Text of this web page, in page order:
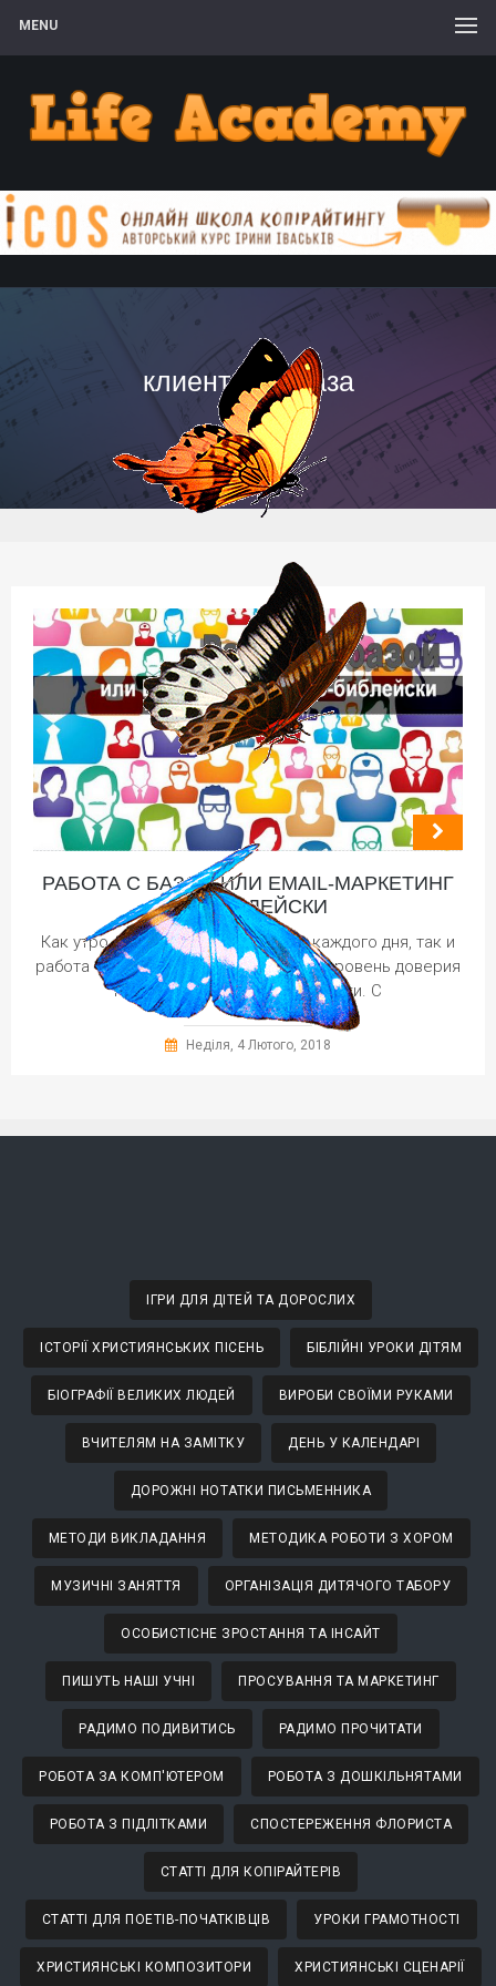
MENU
клиентская база
РАБОТА С БАЗОЙ ИЛИ EMAIL-МАРКЕТИНГ
ПО-БИБЛЕЙСКИ
Как утро предваряет наступление каждого дня, так и
работа с базой предваряет высокий уровень доверия
клиентов, конверсии и продажи. С
Неділя, 4 Лютого, 2018
ІГРИ ДЛЯ ДІТЕЙ ТА ДОРОСЛИХ
ІСТОРІЇ ХРИСТИЯНСЬКИХ ПІСЕНЬ БІБЛІЙНІ УРОКИ ДІТЯМ
БІОГРАФІЇ ВЕЛИКИХ ЛЮДЕЙ ВИРОБИ СВОЇМИ РУКАМИ
ВЧИТЕЛЯМ НА ЗАМІТКУ ДЕНЬ У КАЛЕНДАРІ
ДОРОЖНІ НОТАТКИ ПИСЬМЕННИКА
МЕТОДИ ВИКЛАДАННЯ МЕТОДИКА РОБОТИ З ХОРОМ
МУЗИЧНІ ЗАНЯТТЯ ОРГАНІЗАЦІЯ ДИТЯЧОГО ТАБОРУ
ОСОБИСТІСНЕ ЗРОСТАННЯ ТА ІНСАЙТ
ПИШУТЬ НАШІ УЧНІ ПРОСУВАННЯ ТА МАРКЕТИНГ
РАДИМО ПОДИВИТИСЬ РАДИМО ПРОЧИТАТИ
РОБОТА ЗА КОМП'ЮТЕРОМ РОБОТА З ДОШКІЛЬНЯТАМИ
РОБОТА З ПІДЛІТКАМИ СПОСТЕРЕЖЕННЯ ФЛОРИСТА
СТАТТІ ДЛЯ КОПІРАЙТЕРІВ
СТАТТІ ДЛЯ ПОЕТІВ-ПОЧАТКІВЦІВ УРОКИ ГРАМОТНОСТІ
ХРИСТИЯНСЬКІ КОМПОЗИТОРИ ХРИСТИЯНСЬКІ СЦЕНАРІЇ